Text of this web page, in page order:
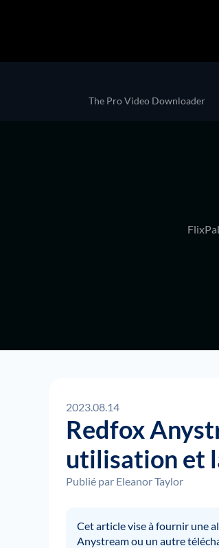
The Pro Video Downloader
2023.08.14
Redfox
utilisation et
Publié par Eleanor Taylor
Cet article vise à fournir une
Anystream ou un autre